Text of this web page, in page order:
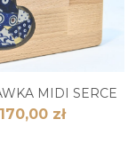
MIDI SERCE
170,00 zł